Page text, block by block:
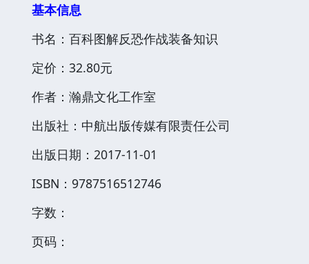
基本信息
书名：百科图解反恐作战装备知识
定价：32.80元
作者：瀚鼎文化工作室
出版社：中航出版传媒有限责任公司
出版日期：2017-11-01
ISBN：9787516512746
字数：
页码：